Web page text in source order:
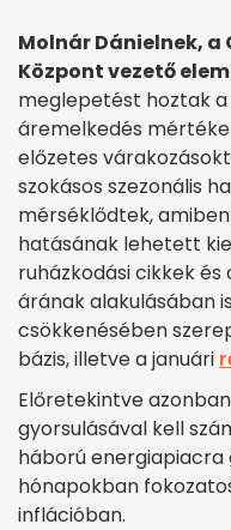
Molnár Dánielnek, a
Központ vezető
meglepetést hoztak a
áremelkedés
előzetes
szokásos szezonális
mérséklődtek,
hatásának lehetett
ruházkodási cikkek
árának alakulásában
csökkenésében
bázis, illetve a januári
Előretekintve
gyorsulásával kell
háború
hónapokban
inflációban.